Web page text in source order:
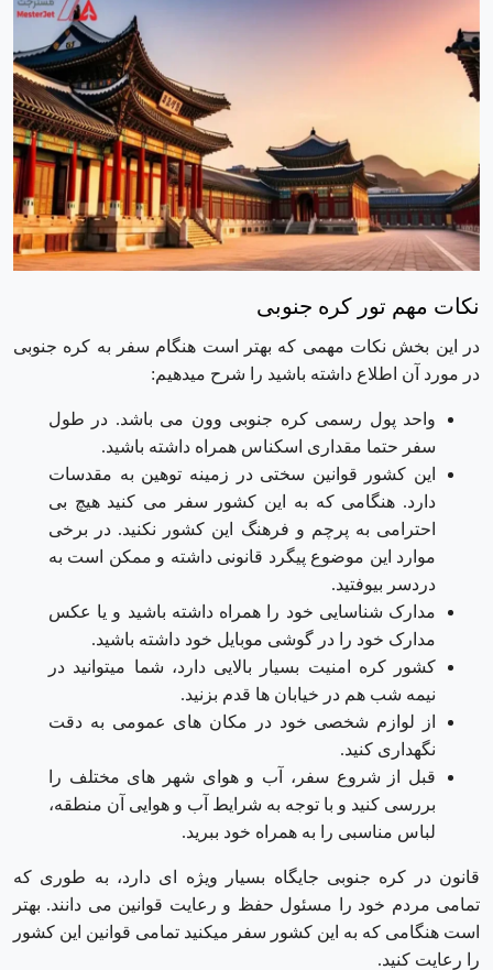
نکات مهم تور کره جنوبی
در این بخش نکات مهمی که بهتر است هنگام سفر به کره جنوبی
در مورد آن اطلاع داشته باشید را شرح میدهیم:
واحد پول رسمی کره جنوبی وون می باشد. در طول
سفر حتما مقداری اسکناس همراه داشته باشید.
این کشور قوانین سختی در زمینه توهین به مقدسات
دارد. هنگامی که به این کشور سفر می کنید هیچ بی
احترامی به پرچم و فرهنگ این کشور نکنید. در برخی
موارد این موضوع پیگرد قانونی داشته و ممکن است به
دردسر بیوفتید.
مدارک شناسایی خود را همراه داشته باشید و یا عکس
مدارک خود را در گوشی موبایل خود داشته باشید.
کشور کره امنیت بسیار بالایی دارد، شما میتوانید در
نیمه شب هم در خیابان ها قدم بزنید.
از لوازم شخصی خود در مکان های عمومی به دقت
نگهداری کنید.
قبل از شروع سفر، آب و هوای شهر های مختلف را
بررسی کنید و با توجه به شرایط آب و هوایی آن منطقه،
لباس مناسبی را به همراه خود ببرید.
قانون در کره جنوبی جایگاه بسیار ویژه ای دارد، به طوری که
تمامی مردم خود را مسئول حفظ و رعایت قوانین می دانند. بهتر
است هنگامی که به این کشور سفر میکنید تمامی قوانین این کشور
را رعایت کنید.